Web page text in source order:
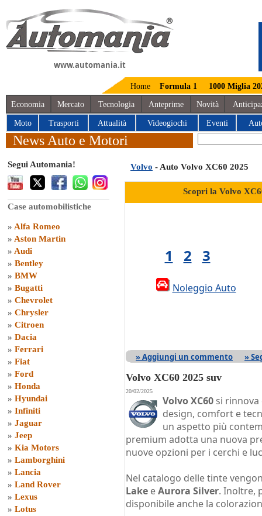
www.automania.it
Home Formula 1 1000 Miglia
Economia Mercato Tecnologia Anteprime Novità
Moto Trasporti Attualità Videogiochi Eventi
News Auto e Motori
Segui Automania!
Case automobilistiche
» Alfa Romeo
» Aston Martin
» Audi
» Bentley
» BMW
» Bugatti
» Chevrolet
» Chrysler
» Citroen
» Dacia
» Ferrari
» Fiat
» Ford
» Honda
» Hyundai
» Infiniti
» Jaguar
» Jeep
» Kia Motors
» Lamborghini
» Lancia
» Land Rover
» Lexus
» Lotus
Volvo - Auto Volvo XC60 2025
Scopri la Volvo
1 2 3
Noleggio Auto
» Aggiungi un commento »
Volvo XC60 2025 suv
20/02/2025
Volvo XC60 si
design, comfort e
un aspetto più
premium adotta una nuova
nuove opzioni per i cerchi e
Nel catalogo delle tinte
Lake eAurora Silver. Inoltre,
disponibile anche la